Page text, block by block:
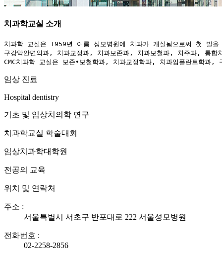
치과학교실 소개
치과학 교실은 1959년 여름 성모병원에 치과가 개설됨으로써 첫
구강악안면외과, 치과교정과, 치과보존과, 치과보철과, 치주과, 통
CMC치과학 교실은 보존•보철학과, 치과교정학과, 치과임플란트학
임상 진료
Hospital dentistry
기초 및 임상치의학 연구
치과학교실 학술대회
임상치과학대학원
전공의 교육
위치 및 연락처
주소 :
서울특별시 서초구 반포대로 222 서울성모병원
전화번호 :
02-2258-2856